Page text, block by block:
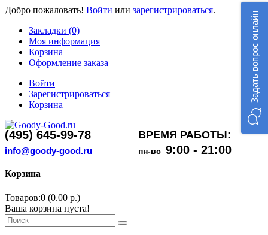
Добро пожаловать! Войти или зарегистрироваться.
Закладки (0)
Моя информация
Корзина
Оформление заказа
Войти
Зарегистрироваться
Корзина
(495) 645-99-78 ВРЕМЯ РАБОТЫ:
info@goody-good.ru пн-вс 9:00 - 21:00
Корзина
Товаров:0 (0.00 р.)
Ваша корзина пуста!
Задать вопрос онлайн